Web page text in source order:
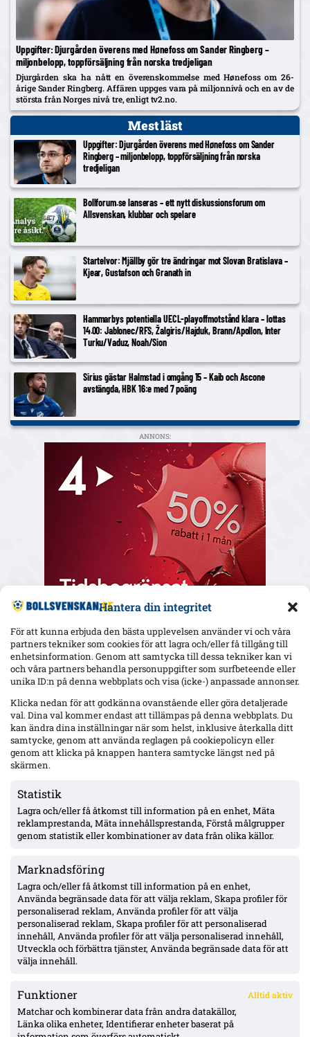
Hantera din integritet
För att kunna erbjuda den bästa upplevelsen använder vi och våra
partners tekniker som cookies för att lagra och/eller få tillgång till
enhetsinformation. Genom att samtycka till dessa tekniker kan vi
och våra partners behandla personuppgifter som surfbeteende eller
unika ID:n på denna webbplats och visa (icke-) anpassade annonser.
Klicka nedan för att godkänna ovanstående eller göra detaljerade
val. Dina val kommer endast att tillämpas på denna webbplats. Du
kan ändra dina inställningar när som helst, inklusive återkalla ditt
samtycke, genom att använda reglagen på cookiepolicyn eller
genom att klicka på knappen hantera samtycke längst ned på
skärmen.
Statistik
Lagra och/eller få åtkomst till information på en enhet, Mäta
reklamprestanda, Mäta innehållsprestanda, Förstå målgrupper
genom statistik eller kombinationer av data från olika källor.
Marknadsföring
Lagra och/eller få åtkomst till information på en enhet,
Använda begränsade data för att välja reklam, Skapa profiler för
personaliserad reklam, Använda profiler för att välja
personaliserad reklam, Skapa profiler för att personaliserad
innehåll, Använda profiler för att välja personaliserad innehåll,
Utveckla och förbättra tjänster, Använda begränsade data för att
välja innehåll.
Funktioner Alltid aktiv
Matchar och kombinerar data från andra datakällor,
Länka olika enheter, Identifierar enheter baserat på
Uppgifter: Djurgården överens med Hønefoss om Sander Ringberg –
miljonbelopp, toppförsäljning från norska tredjeligan
Djurgården ska ha nått en överenskommelse med Hønefoss om 26-
årige Sander Ringberg. Affären uppges vara på miljonnivå och en av de
största från Norges nivå tre, enligt tv2.no.
Mest läst
Uppgifter: Djurgården överens med Hønefoss om Sander
Ringberg – miljonbelopp, toppförsäljning från norska
tredjeligan
Bollforum.se lanseras – ett nytt diskussionsforum om
Allsvenskan, klubbar och spelare
Startelvor: Mjällby gör tre ändringar mot Slovan Bratislava –
Kjear, Gustafson och Granath in
Hammarbys potentiella UECL-playoffmotstånd klara – lottas
14.00: Jablonec/RFS, Žalgiris/Hajduk, Brann/Apollon, Inter
Turku/Vaduz, Noah/Sion
Sirius gästar Halmstad i omgång 15 – Kaib och Ascone
avstängda, HBK 16:e med 7 poäng
ANNONS:
Senaste
nästa vecka
Wernbloom jämför IFK Göteborgs 16-årige Oliver Månsson med
Uppgifter: Djurgården överens med Hønefoss om Sander
Ringberg – miljonbelopp, toppförsäljning från norska
tredjeligan
Sent ras för Mjällby: 1–2 mot Slovan Bratislava – måste vända
borta
Elliot Stroud lämnar Mjällby: flyger till England i morgon – Hull
nära, affär runt 39 Mkr
ÖVERSIKT
Nyheter & Reportage